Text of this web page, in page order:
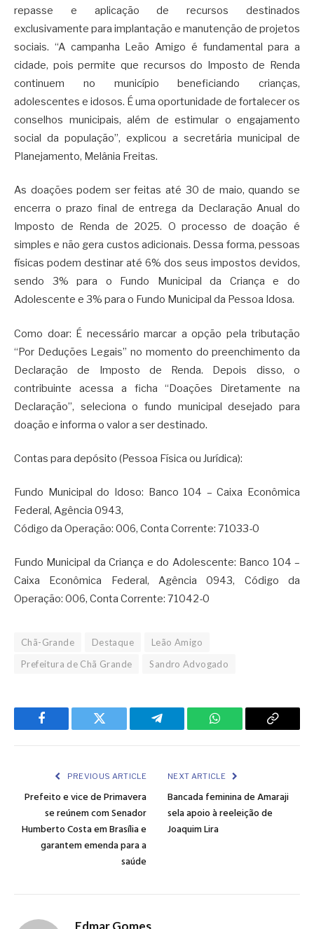
repasse e aplicação de recursos destinados
exclusivamente para implantação e manutenção de projetos
sociais. “A campanha Leão Amigo é fundamental para a
cidade, pois permite que recursos do Imposto de Renda
continuem no município beneficiando crianças,
adolescentes e idosos. É uma oportunidade de fortalecer os
conselhos municipais, além de estimular o engajamento
social da população”, explicou a secretária municipal de
Planejamento, Melânia Freitas.
As doações podem ser feitas até 30 de maio, quando se
encerra o prazo final de entrega da Declaração Anual do
Imposto de Renda de 2025. O processo de doação é
simples e não gera custos adicionais. Dessa forma, pessoas
físicas podem destinar até 6% dos seus impostos devidos,
sendo 3% para o Fundo Municipal da Criança e do
Adolescente e 3% para o Fundo Municipal da Pessoa Idosa.
Como doar: É necessário marcar a opção pela tributação
“Por Deduções Legais” no momento do preenchimento da
Declaração de Imposto de Renda. Depois disso, o
contribuinte acessa a ficha “Doações Diretamente na
Declaração”, seleciona o fundo municipal desejado para
doação e informa o valor a ser destinado.
Contas para depósito (Pessoa Física ou Jurídica):
Fundo Municipal do Idoso: Banco 104 – Caixa Econômica
Federal, Agência 0943,
Código da Operação: 006, Conta Corrente: 71033-0
Fundo Municipal da Criança e do Adolescente: Banco 104 –
Caixa Econômica Federal, Agência 0943, Código da
Operação: 006, Conta Corrente: 71042-0
Chã-Grande Destaque
Leão Amigo
Prefeitura de Chã Grande
Sandro Advogado
Facebook Twitter Telegram WhatsApp Copy
PREVIOUS ARTICLE
Prefeito e vice de Primavera
se reúnem com Senador
Humberto Costa em Brasília e
garantem emenda para a
saúde
NEXT ARTICLE
Bancada feminina de Amaraji
sela apoio à reeleição de
Joaquim Lira
Edmar Gomes